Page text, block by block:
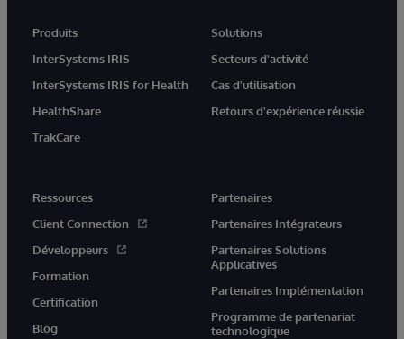
Produits
InterSystems IRIS
InterSystems IRIS for Health
HealthShare
TrakCare
Solutions
Secteurs d'activité
Cas d'utilisation
Retours d'expérience réussie
Ressources
Client Connection
Développeurs
Formation
Certification
Blog
Partenaires
Partenaires Intégrateurs
Partenaires Solutions
Applicatives
Partenaires Implémentation
Programme de partenariat
technologique